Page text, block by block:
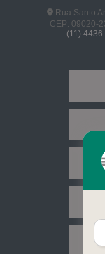
Rua Santo
CEP: 09020-
(11)